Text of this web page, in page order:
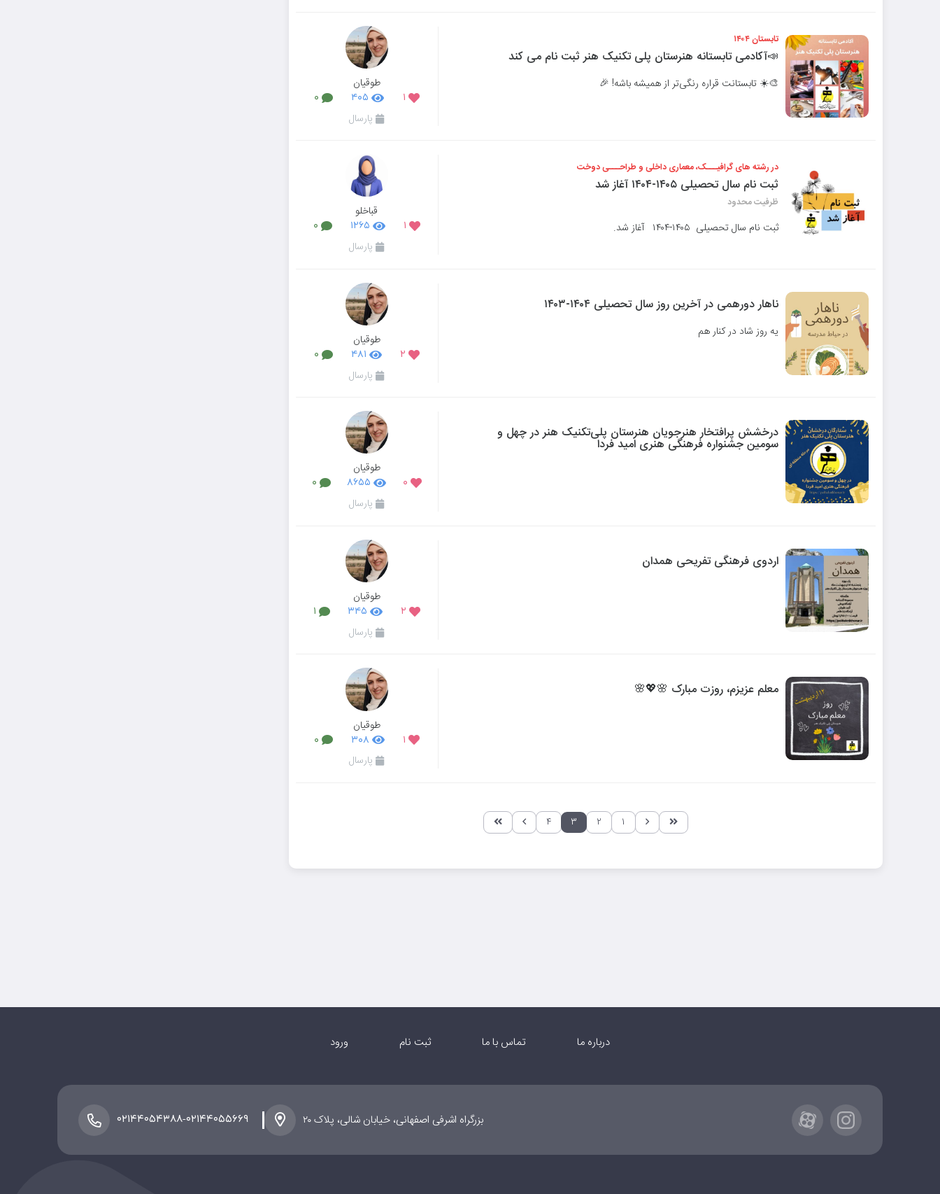
تابستان ۱۴۰۴
📣آکادمی تابستانه هنرستان پلی تکنیک هنر ثبت نام می کند
🎨☀️ تابستانت قراره رنگی‌تر از همیشه باشه! 🎉 طوقیان
۱ ۴۰۵ ۰
پارسال
در رشته های گرافیـــک، معماری داخلی و طراحـــی دوخت
ثبت نام سال تحصیلی ۱۴۰۵-۱۴۰۴ آغاز شد
ظرفیت محدود
ثبت نام سال تحصیلی ۱۴۰۵-۱۴۰۴ آغاز شد.
قباخلو
۱ ۱۲۶۵ ۰
پارسال
ناهار دورهمی در آخرین روز سال تحصیلی ۱۴۰۴-۱۴۰۳
یه روز شاد در کنار هم
طوقیان
۲ ۴۸۱ ۰
پارسال
درخشش پرافتخار هنرجویان هنرستان پلی‌تکنیک هنر در چهل و
سومین جشنواره فرهنگی هنری امید فردا
طوقیان
۰ ۸۶۵۵ ۰
پارسال
اردوی فرهنگی تفریحی همدان
طوقیان
۲ ۳۴۵ ۱
پارسال
معلم عزیزم، روزت مبارک 🌸💖🌸
طوقیان
۱ ۳۰۸ ۰
پارسال
۱ ۲ ۳ ۴
درباره ما تماس با ما ثبت نام ورود
بزرگراه اشرفی اصفهانی، خیابان شالی، پلاک ۲۰ ۰۲۱۴۴۰۵۵۶۶۹-۰۲۱۴۴۰۵۴۳۸۸